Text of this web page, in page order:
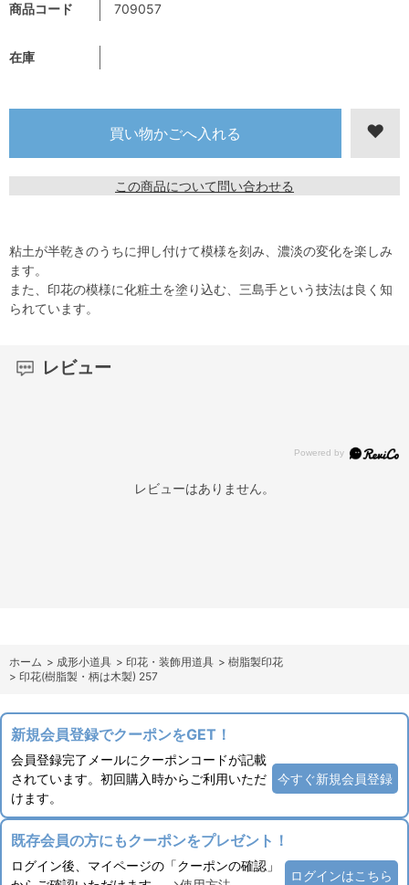
商品コード 709057
在庫
この商品について問い合わせる
粘土が半乾きのうちに押し付けて模様を刻み、濃淡の変化を楽しみ
ます。
また、印花の模様に化粧土を塗り込む、三島手という技法は良く知
られています。
レビュー
レビューはありません。
ホーム > 成形小道具 > 印花・装飾用道具 > 樹脂製印花
> 印花(樹脂製・柄は木製) 257
新規会員登録でクーポンをGET！
会員登録完了メールにクーポンコードが記載
されています。初回購入時からご利用いただ
けます。
今すぐ新規会員登録
既存会員の方にもクーポンをプレゼント！
ログイン後、マイページの「クーポンの確認」
ログインはこちら